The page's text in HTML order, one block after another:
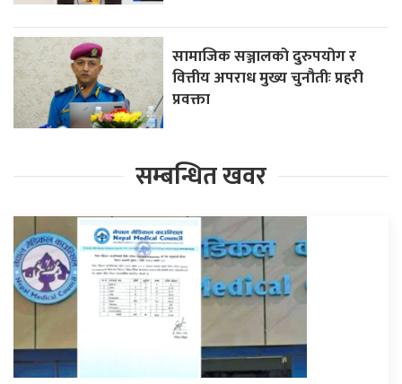
सामाजिक सञ्जालको दुरुपयोग र
वित्तीय अपराध मुख्य चुनौतीः प्रहरी
प्रवक्ता
सम्बन्धित खवर